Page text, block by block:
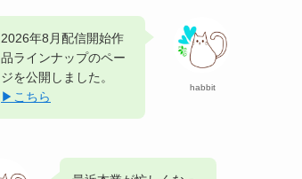
habbit
2026年8月配信開始作
品ラインナップのペー
ジを公開しました。
▶︎こちら